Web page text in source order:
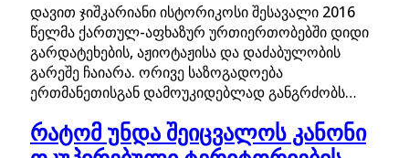
დავით ჯიშკარიანი ისტორიკოსი შესავალი 2016
წელმა ქართულ-აფხაზურ ურთიერთობებში დიდი
გარდატეხების, აჟიოტაჟისა და დაძაბულობის
გარეშე ჩაიარა. ორივე საზოგადოება
ერთმანეთისგან დამოუკიდებლად განგრძობს…
რატომ უნდა შეიცვალოს კანონი